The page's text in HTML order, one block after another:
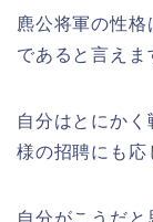
麃公将軍の性
であると言えま
自分はとにか
様の招聘にも応